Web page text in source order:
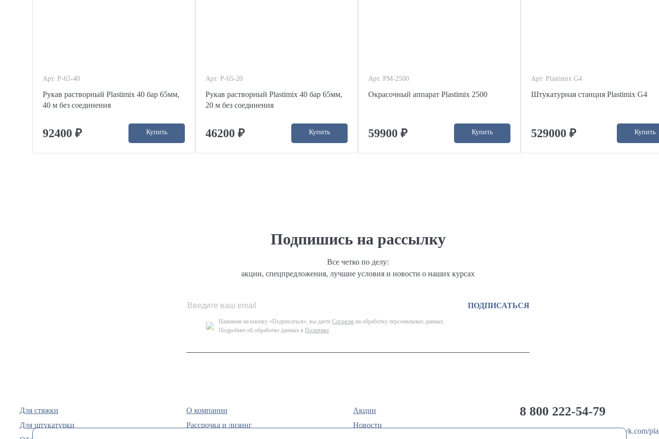
Арт. P-65-40
Рукав растворный Plastimix 40 бар 65мм,
40 м без соединения
Купить
92400 ₽
Арт. P-65-20
Рукав растворный Plastimix 40 бар 65мм,
20 м без соединения
Купить
46200 ₽
Арт. PM-2500
Окрасочный аппарат Plastimix 2500
Купить
59900 ₽
Арт. Plastimix G4
Штукатурная станция Plastimix G4
Купить
529000 ₽
Подпишись на рассылку
Все четко по делу:
акции, спецпредложения, лучшие условия и новости о наших курсах
ПОДПИСАТЬСЯ
Нажимая на кнопку «Подписаться», вы даете Согласие на обработку персональных данных.
Подробнее об обработке данных в Политике.
Для стяжки
Для штукатурки
О компании
Рассрочка и лизинг
Акции
Новости
8 800 222-54-79
@Plastimix vk.com/